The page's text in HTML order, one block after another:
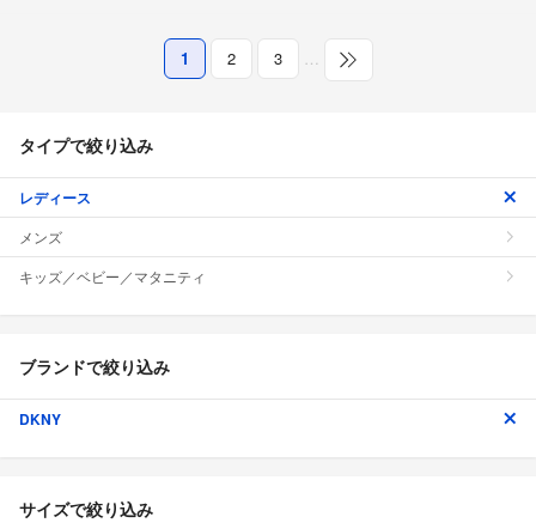
1 2 3 …
タイプで絞り込み
レディース
メンズ
キッズ／ベビー／マタニティ
ブランドで絞り込み
DKNY
サイズで絞り込み